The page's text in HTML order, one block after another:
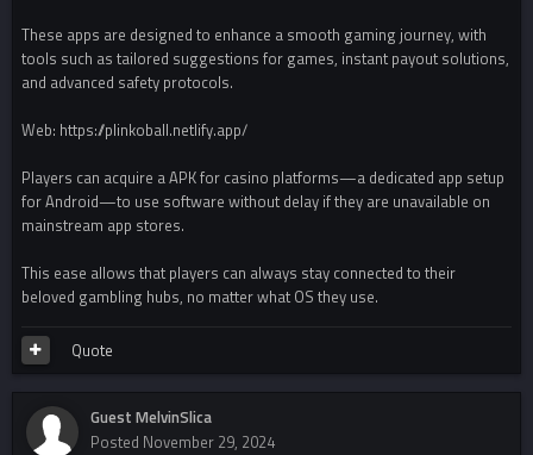
These apps are designed to enhance a smooth gaming journey, with
tools such as tailored suggestions for games, instant payout solutions,
and advanced safety protocols.
Web: https://plinkoball.netlify.app/
Players can acquire a APK for casino platforms—a dedicated app setup
for Android—to use software without delay if they are unavailable on
mainstream app stores.
This ease allows that players can always stay connected to their
beloved gambling hubs, no matter what OS they use.
Quote
Guest MelvinSlica
Posted November 29, 2024